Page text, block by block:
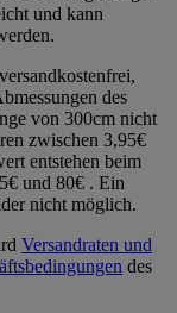
und kann
des
von 300cm nicht
zwischen 3,95€
entstehen beim
und 80€ . Ein
nicht möglich.
Versandraten und
des